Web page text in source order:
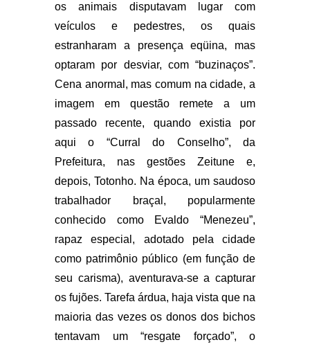
os animais disputavam lugar com
veículos e pedestres, os quais
estranharam a presença eqüina, mas
optaram por desviar, com “buzinaços”.
Cena anormal, mas comum na cidade, a
imagem em questão remete a um
passado recente, quando existia por
aqui o “Curral do Conselho”, da
Prefeitura, nas gestões Zeitune e,
depois, Totonho. Na época, um saudoso
trabalhador braçal, popularmente
conhecido como Evaldo “Menezeu”,
rapaz especial, adotado pela cidade
como patrimônio público (em função de
seu carisma), aventurava-se a capturar
os fujões. Tarefa árdua, haja vista que na
maioria das vezes os donos dos bichos
tentavam um “resgate forçado”, o